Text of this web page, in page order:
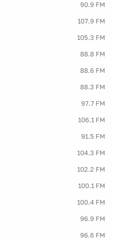
90.9 FM
107.9 FM
105.3 FM
88.8 FM
88.6 FM
88.3 FM
97.7 FM
106.1 FM
91.5 FM
104.3 FM
102.2 FM
100.1 FM
100.4 FM
96.9 FM
96.6 FM